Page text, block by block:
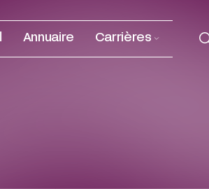
Annuaire Carrières